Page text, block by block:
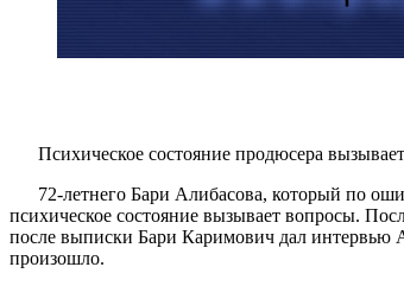
Психическое состояние продюсера
72-летнего Бари Алибасова, который по
психическое состояние вызывает вопросы.
после выписки Бари Каримович дал интервью
произошло.